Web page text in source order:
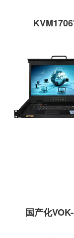
国产化